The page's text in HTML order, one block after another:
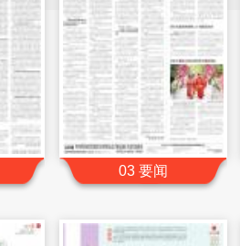
03 要闻